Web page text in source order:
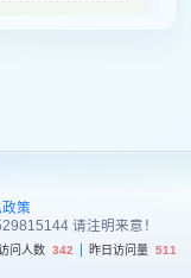
政策
请注明来意！
问人数 342 昨日访问量 511